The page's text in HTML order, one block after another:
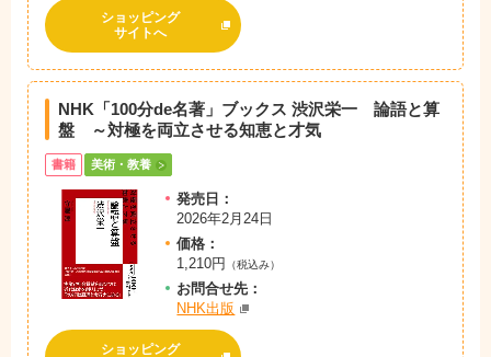
ショッピング
サイトへ
NHK「100分de名著」ブックス 渋沢栄一 論語と算
盤 ～対極を両立させる知恵と才気
書籍 美術・教養
発売日：
2026年2月24日
価格：
1,210円
（税込み）
お問合せ先：
NHK出版
ショッピング